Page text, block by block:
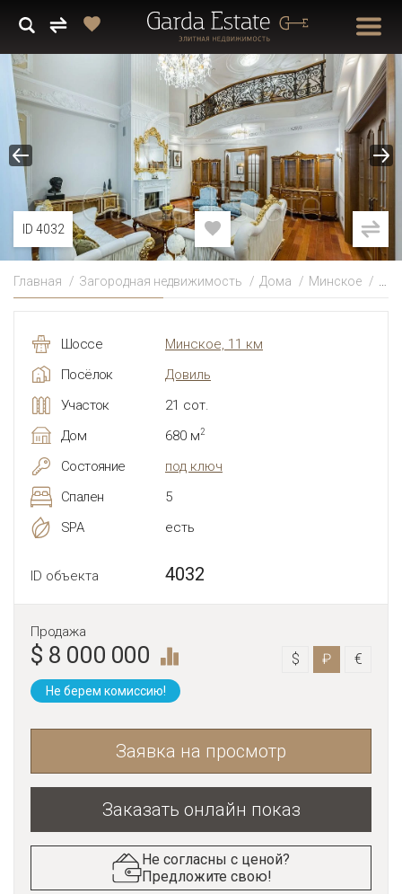
ID 4032
Главная Загородная недвижимость Дома Минское
Шоссе
Минское, 11 км
Посёлок
Довиль
Участок
21 сот.
Дом
680 м2
Состояние
под ключ
Спален
5
SPA
есть
ID объекта 4032
Продажа
$ 8 000 000 $ ₽ €
Не берем комиссию!
Заявка на просмотр
Заказать онлайн показ
Не согласны с ценой?
Предложите свою!